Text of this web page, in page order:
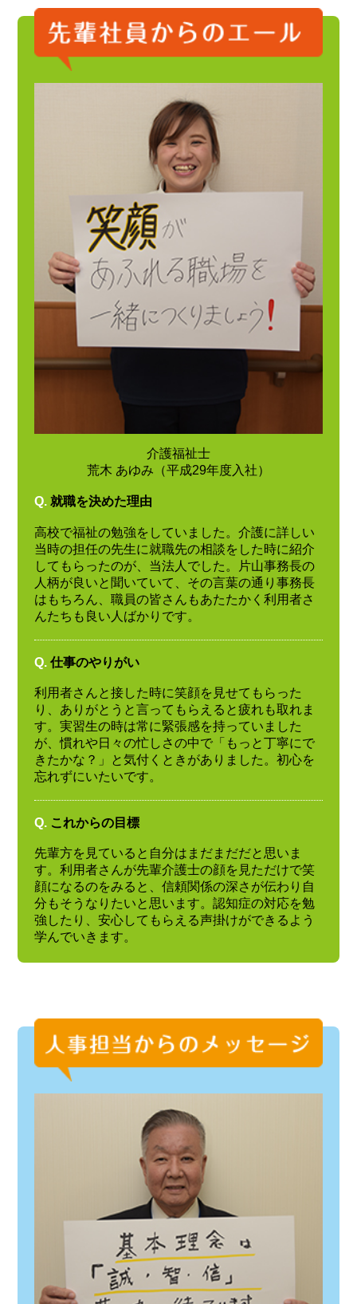
介護福祉士
荒木 あゆみ（平成29年度入社）
Q. 就職を決めた理由
高校で福祉の勉強をしていました。介護に詳しい
当時の担任の先生に就職先の相談をした時に紹介
してもらったのが、当法人でした。片山事務長の
人柄が良いと聞いていて、その言葉の通り事務長
はもちろん、職員の皆さんもあたたかく利用者さ
んたちも良い人ばかりです。
Q. 仕事のやりがい
利用者さんと接した時に笑顔を見せてもらった
り、ありがとうと言ってもらえると疲れも取れま
す。実習生の時は常に緊張感を持っていました
が、慣れや日々の忙しさの中で「もっと丁寧にで
きたかな？」と気付くときがありました。初心を
忘れずにいたいです。
Q. これからの目標
先輩方を見ていると自分はまだまだだと思いま
す。利用者さんが先輩介護士の顔を見ただけで笑
顔になるのをみると、信頼関係の深さが伝わり自
分もそうなりたいと思います。認知症の対応を勉
強したり、安心してもらえる声掛けができるよう
学んでいきます。